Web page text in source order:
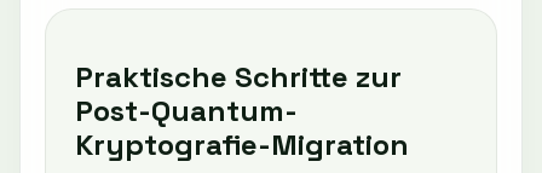
Praktische Schritte zur
Post-Quantum-
Kryptografie-Migration